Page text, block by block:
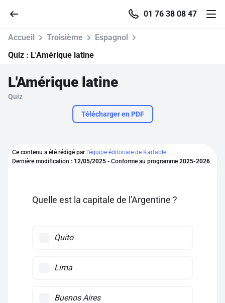
01 76 38 08 47
Accueil
Se connecter
S'inscrire gratuitement
Accueil Troisième
Espagnol
Quiz : L'Amérique latine
L'Amérique latine
Quiz
Télécharger en PDF
Ce contenu a été rédigé par l'équipe éditoriale de Kartable.
Dernière modification : 12/05/2025 - Conforme au programme 2025-2026
Quelle est la capitale de l'Argentine ?
Quito
Lima
Buenos Aires